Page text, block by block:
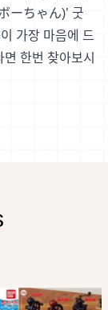
ーちゃん)’ 굿
가장 마음에 드
한번 찾아보시